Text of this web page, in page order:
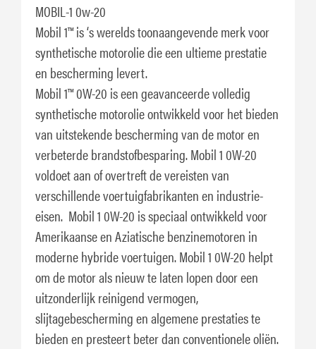
MOBIL-1 0w-20
Mobil 1™ is ‘s werelds toonaangevende merk voor
synthetische motorolie die een ultieme prestatie
en bescherming levert.
Mobil 1™ 0W-20 is een geavanceerde volledig
synthetische motorolie ontwikkeld voor het bieden
van uitstekende bescherming van de motor en
verbeterde brandstofbesparing. Mobil 1 0W-20
voldoet aan of overtreft de vereisten van
verschillende voertuigfabrikanten en industrie-
eisen. Mobil 1 0W-20 is speciaal ontwikkeld voor
Amerikaanse en Aziatische benzinemotoren in
moderne hybride voertuigen. Mobil 1 0W-20 helpt
om de motor als nieuw te laten lopen door een
uitzonderlijk reinigend vermogen,
slijtagebescherming en algemene prestaties te
bieden en presteert beter dan conventionele oliën.